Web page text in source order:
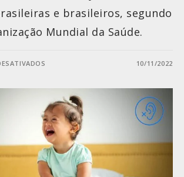
e brasileiros, segundo
Mundial da Saúde.
10/11/2022